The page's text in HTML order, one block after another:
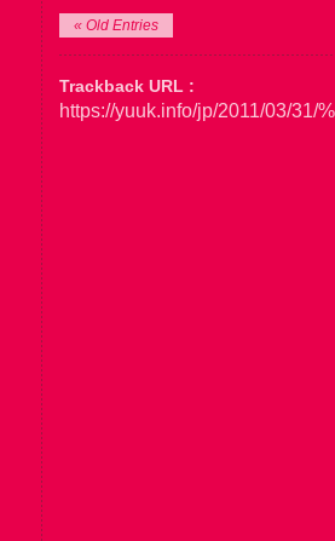
« Old Entries
Trackback URL :
https://yuuk.info/jp/2011/03/31/